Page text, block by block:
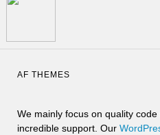
AF THEMES
We mainly focus on quality
incredible support. Our